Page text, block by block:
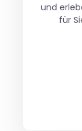
und
für